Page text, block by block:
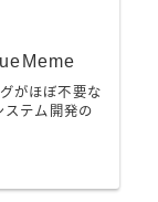
がほぼ不要な
ステム開発の